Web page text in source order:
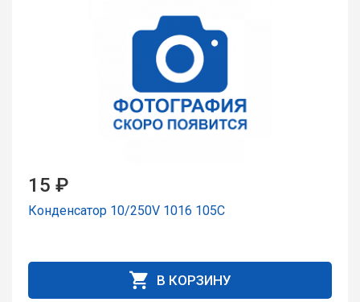
15 ₽
Конденсатор 10/250V 1016 105C
В КОРЗИНУ